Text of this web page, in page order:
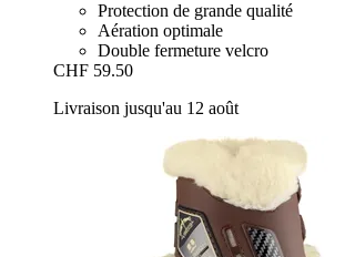
Protection de grande qualité
Aération optimale
Double fermeture velcro
CHF 59.50
Livraison jusqu'au 12 août